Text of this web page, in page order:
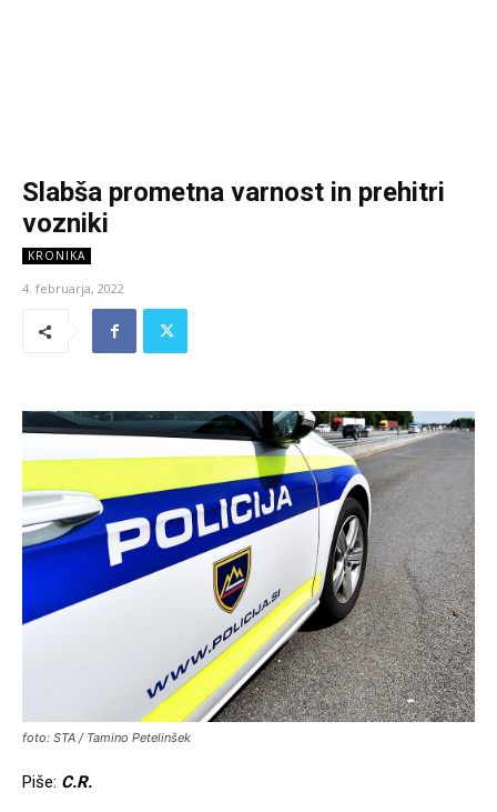
Slabša prometna varnost in prehitri
vozniki
KRONIKA
4. februarja, 2022
foto: STA / Tamino Petelinšek
Piše: C.R.